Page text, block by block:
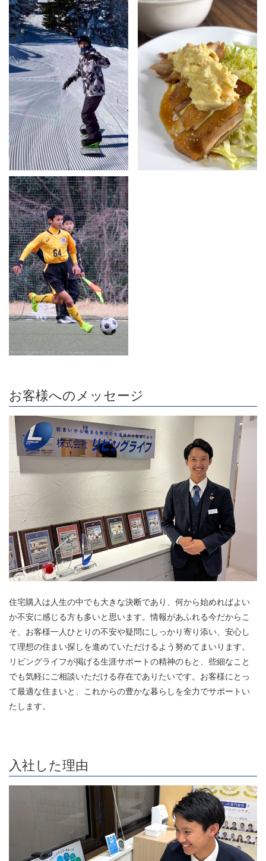
お客様へのメッセージ
住宅購入は人生の中でも大きな決断であり、何から始めればよい
か不安に感じる方も多いと思います。情報があふれる今だからこ
そ、お客様一人ひとりの不安や疑問にしっかり寄り添い、安心し
て理想の住まい探しを進めていただけるよう努めてまいります。
リビングライフが掲げる生涯サポートの精神のもと、些細なこと
でも気軽にご相談いただける存在でありたいです。お客様にとっ
て最適な住まいと、これからの豊かな暮らしを全力でサポートい
たします。
入社した理由